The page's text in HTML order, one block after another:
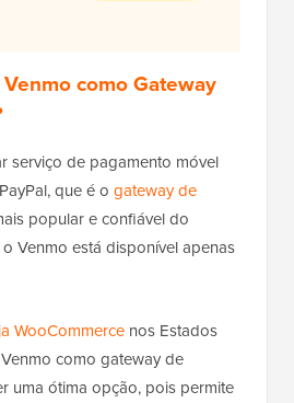
como Gateway
serviço de pagamento móvel
que é o gateway de
popular e confiável do
Venmo está disponível apenas
WooCommerce nos Estados
como gateway de
uma ótima opção, pois permite